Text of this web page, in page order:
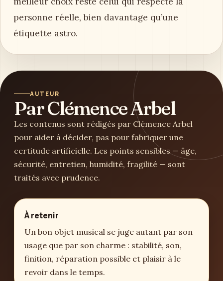
personne réelle, bien davantage qu’une
étiquette astro.
AUTEUR
Par Clémence Arbel
Les contenus sont rédigés par Clémence Arbel
pour aider à décider, pas pour fabriquer une
certitude artificielle. Les points sensibles — âge,
sécurité, entretien, humidité, fragilité — sont
traités avec prudence.
À retenir
Un bon objet musical se juge autant par son
usage que par son charme : stabilité, son,
finition, réparation possible et plaisir à le
revoir dans le temps.